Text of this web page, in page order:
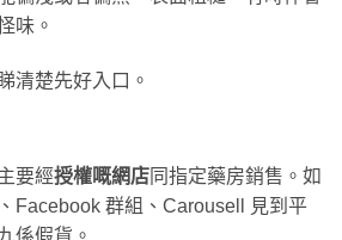
味。
清楚先好入口。
要經授權嘅網店同指定藥房銷售。如
Facebook 群組、Carousell 見到平
係假貨。